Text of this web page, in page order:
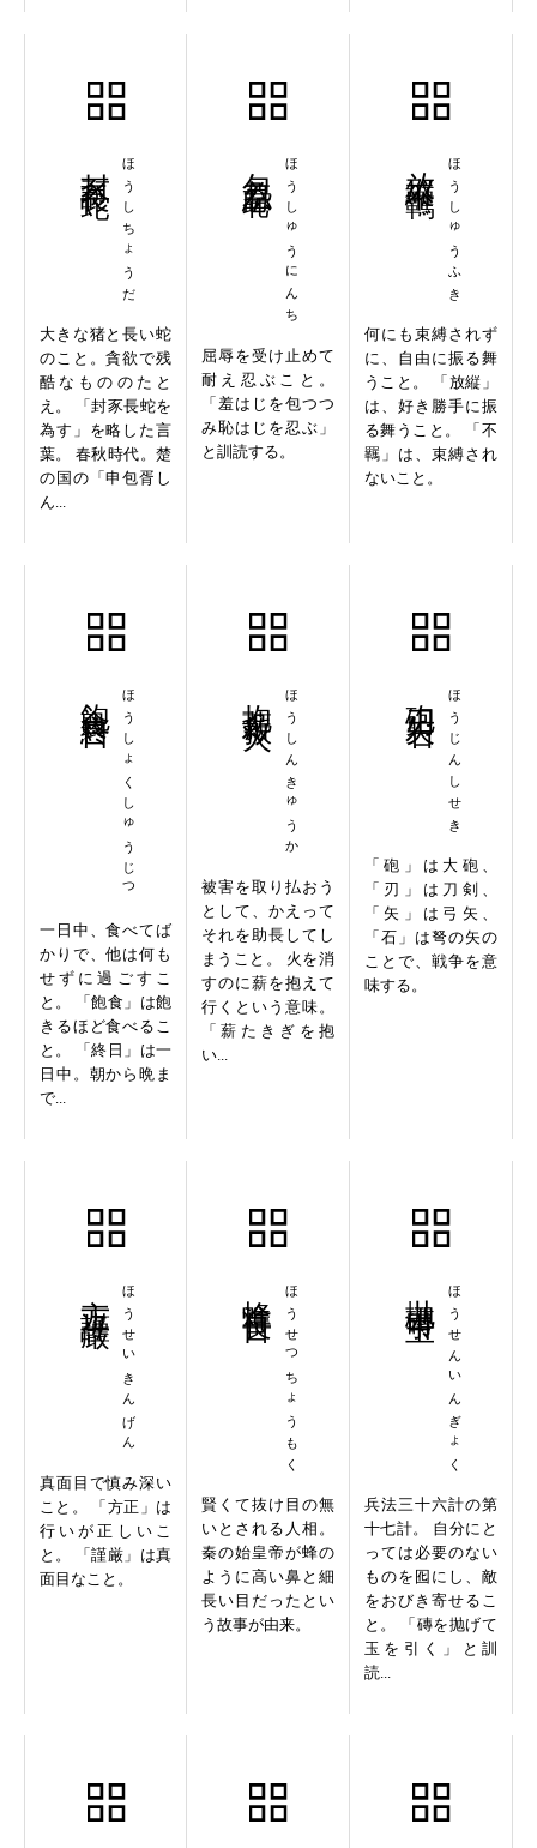
ほうしちょうだ
大きな猪と長い蛇
のこと。貪欲で残
酷なもののたと
え。 「封豕長蛇を
為す」を略した言
葉。 春秋時代。楚
の国の「申包胥し
ん...
ほうしゅうにんち
屈辱を受け止めて
耐え忍ぶこと。
「羞はじを包つつ
み恥はじを忍ぶ」
と訓読する。
ほうしゅうふき
何にも束縛されず
に、自由に振る舞
うこと。 「放縦」
は、好き勝手に振
る舞うこと。 「不
羈」は、束縛され
ないこと。
ほうしょくしゅうじつ
一日中、食べてば
かりで、他は何も
せずに過ごすこ
と。 「飽食」は飽
きるほど食べるこ
と。 「終日」は一
日中。朝から晩ま
で...
ほうしんきゅうか
被害を取り払おう
として、かえって
それを助長してし
まうこと。 火を消
すのに薪を抱えて
行くという意味。
「薪たきぎを抱
い...
ほうじんしせき
「砲」は大砲、
「刃」は刀剣、
「矢」は弓矢、
「石」は弩の矢の
ことで、戦争を意
味する。
ほうせいきんげん
真面目で慎み深い
こと。 「方正」は
行いが正しいこ
と。 「謹厳」は真
面目なこと。
ほうせつちょうもく
賢くて抜け目の無
いとされる人相。
秦の始皇帝が蜂の
ように高い鼻と細
長い目だったとい
う故事が由来。
ほうせんいんぎょく
兵法三十六計の第
十七計。 自分にと
っては必要のない
ものを囮にし、敵
をおびき寄せるこ
と。 「磚を抛げて
玉を引く」と訓
読...